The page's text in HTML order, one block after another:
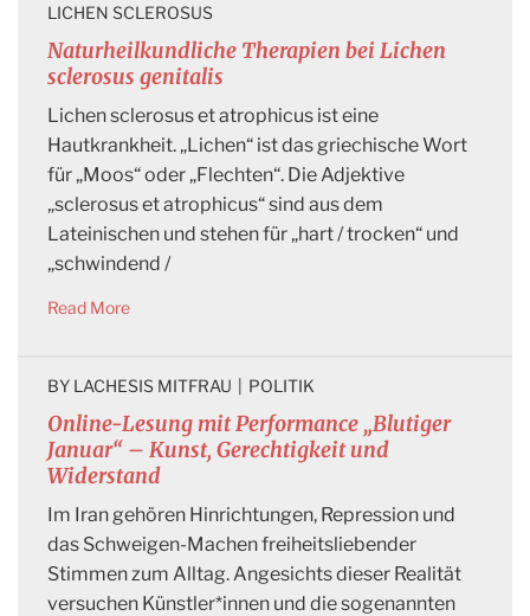
Naturheilkundliche Therapien bei Lichen
sclerosus genitalis
LICHEN SCLEROSUS
Lichen sclerosus et atrophicus ist eine
Hautkrankheit. „Lichen“ ist das griechische Wort
für „Moos“ oder „Flechten“. Die Adjektive
„sclerosus et atrophicus“ sind aus dem
Lateinischen und stehen für „hart / trocken“ und
„schwindend /
Read More
Online-Lesung mit Performance „Blutiger
Januar“ – Kunst, Gerechtigkeit und
Widerstand
BY LACHESIS MITFRAU POLITIK
Im Iran gehören Hinrichtungen, Repression und
das Schweigen-Machen freiheitsliebender
Stimmen zum Alltag. Angesichts dieser Realität
versuchen Künstler*innen und die sogenannten